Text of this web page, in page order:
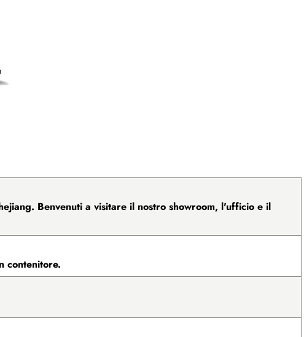
Benvenuti a visitare il nostro showroom, l'ufficio e il
contenitore.